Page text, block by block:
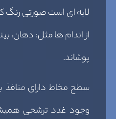
لایه ای است صورتی
از اندام ها مثل: دهان،
پوشاند.
سطح مخاط دارای منافذ
وجود غدد ترشحی